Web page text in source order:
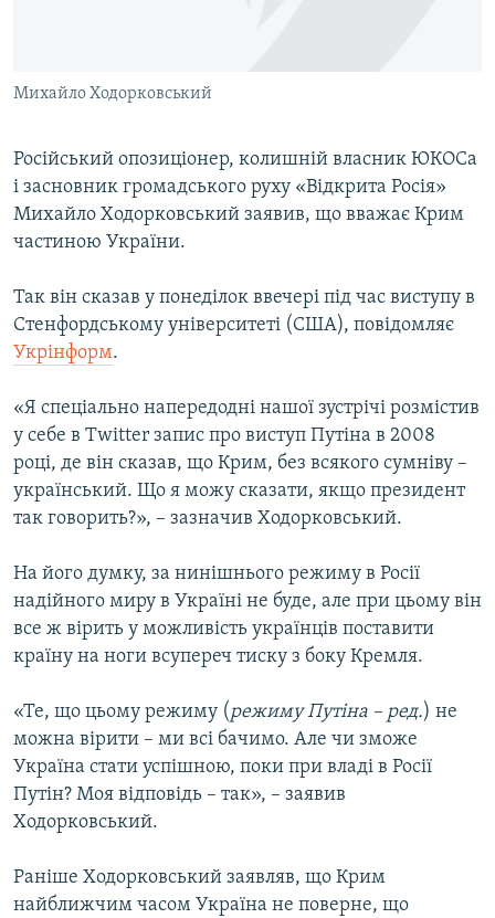
УКРАЇНСЬКА ПРОБЛЕМА КРИМУ
Усі сайти RFE/RL
Михайло Ходорковський
Російський опозиціонер, колишній власник ЮКОСа
і засновник громадського руху «Відкрита Росія»
Михайло Ходорковський заявив, що вважає Крим
частиною України.
Так він сказав у понеділок ввечері під час виступу в
Стенфордському університеті (США), повідомляє
Укрінформ.
«Я спеціально напередодні нашої зустрічі розмістив
у себе в Twitter запис про виступ Путіна в 2008
році, де він сказав, що Крим, без всякого сумніву –
український. Що я можу сказати, якщо президент
так говорить?», – зазначив Ходорковський.
На його думку, за нинішнього режиму в Росії
надійного миру в Україні не буде, але при цьому він
все ж вірить у можливість українців поставити
країну на ноги всупереч тиску з боку Кремля.
«Те, що цьому режиму (режиму Путіна – ред.) не
можна вірити – ми всі бачимо. Але чи зможе
Україна стати успішною, поки при владі в Росії
Путін? Моя відповідь – так», – заявив
Ходорковський.
Раніше Ходорковський заявляв, що Крим
найближчим часом Україна не поверне, що